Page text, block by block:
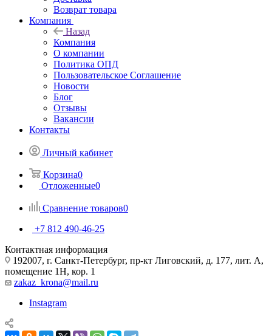
Возврат товара
Компания
Назад
Компания
О компании
Политика ОПД
Пользовательское Соглашение
Новости
Блог
Отзывы
Вакансии
Контакты
Личный кабинет
Корзина0
Отложенные0
Сравнение товаров0
+7 812 490-46-25
Контактная информация
192007, г. Санкт-Петербург, пр-кт Лиговский, д. 177, лит. А,
помещение 1Н, кор. 1
zakaz_krona@mail.ru
Instagram